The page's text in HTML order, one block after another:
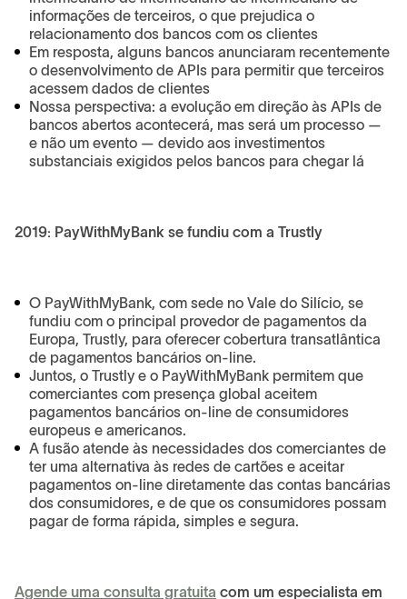
informações de terceiros, o que prejudica o
relacionamento dos bancos com os clientes
Em resposta, alguns bancos anunciaram recentemente
o desenvolvimento de APIs para permitir que terceiros
acessem dados de clientes
Nossa perspectiva: a evolução em direção às APIs de
bancos abertos acontecerá, mas será um processo —
e não um evento — devido aos investimentos
substanciais exigidos pelos bancos para chegar lá
2019: PayWithMyBank se fundiu com a Trustly
O PayWithMyBank, com sede no Vale do Silício, se
fundiu com o principal provedor de pagamentos da
Europa, Trustly, para oferecer cobertura transatlântica
de pagamentos bancários on-line.
Juntos, o Trustly e o PayWithMyBank permitem que
comerciantes com presença global aceitem
pagamentos bancários on-line de consumidores
europeus e americanos.
A fusão atende às necessidades dos comerciantes de
ter uma alternativa às redes de cartões e aceitar
pagamentos on-line diretamente das contas bancárias
dos consumidores, e de que os consumidores possam
pagar de forma rápida, simples e segura.
Agende uma consulta gratuita com um especialista em